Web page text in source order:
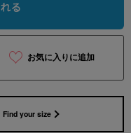
お気に入りに追加
Find your size